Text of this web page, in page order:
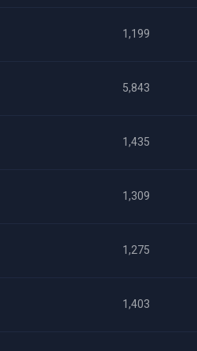
1,199
5,843
1,435
1,309
1,275
1,403